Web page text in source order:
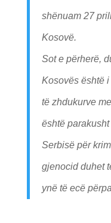
shënuam 27
Kosovë.
Sot e përherë,
Kosovës është
të zhdukurve
është
Serbisë për
gjenocid duhet
ynë të ecë